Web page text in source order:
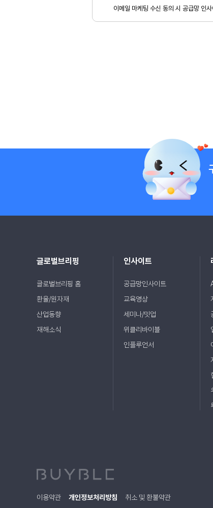
이메일 마케팅 수신 동의 시 공급망 인
글로벌브리핑
글로벌브리핑 홈
환율/원자재
산업동향
재해소식
인사이트
공급망인사이트
교육영상
세미나/밋업
위클리바이블
인플루언서
이용약관 개인정보처리방침 취소 및 환불약관